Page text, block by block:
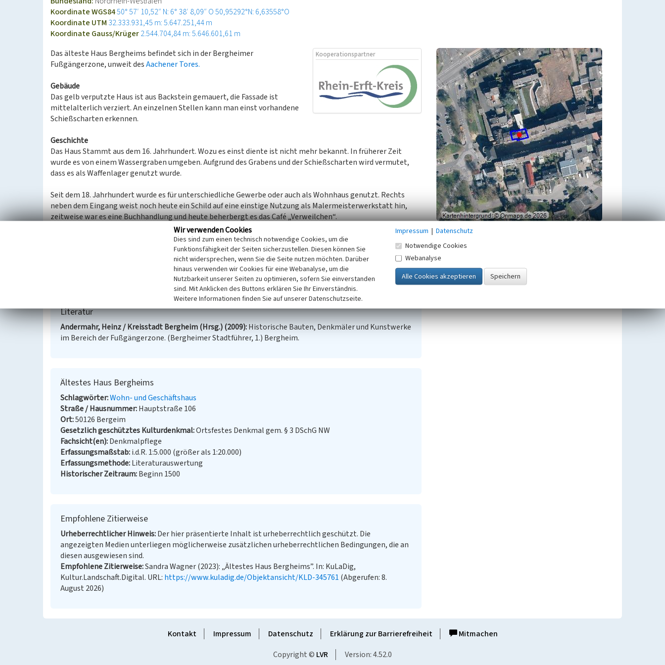
Koordinate WGS8450° 57′ 10,52″ N: 6° 38′ 8,09″ O50,95292°N: 6,63558°O
Koordinate UTM 32.333.931,45 m: 5.647.251,44 m
Koordinate Gauss/Krüger2.544.704,84 m: 5.646.601,61 m
Kooperationspartner
Das älteste Haus Bergheims befindet sich in der Bergheimer
Fußgängerzone, unweit desAachener Tores.
Gebäude
Das gelb verputzte Haus ist aus Backstein gemauert, die Fassade ist
mittelalterlich verziert. An einzelnen Stellen kann man einst vorhandene
Schießscharten erkennen.
Geschichte
Das Haus Stammt aus dem 16. Jahrhundert. Wozu es einst diente ist nicht mehr bekannt. In früherer Zeit
wurde es von einem Wassergraben umgeben. Aufgrund des Grabens und der Schießscharten wird vermutet,
dass es als Waffenlager genutzt wurde.
Seit dem 18. Jahrhundert wurde es für unterschiedliche Gewerbe oder auch als Wohnhaus genutzt. Rechts
neben dem Eingang weist noch heute ein Schild auf eine einstige Nutzung als Malermeisterwerkstatt hin,
zeitweise war es eine Buchhandlung und heute beherbergt es das Café „Verweilchen“.
Das Objekt „Gebäude Hauptstraße 106“ ist ein eingetragenes Baudenkmal (LVR-Amt für Denkmalpflege im
Rheinland, Datenbank-Nr. 20084 / Denkmalliste der Stadt Bergheim, laufende Nr. 26.
(Sandra Wagner, Kreisarchiv Rhein-Erft-Kreis, 2023)
Literatur
Andermahr, Heinz / Kreisstadt Bergheim (Hrsg.) (2009) Historische Bauten, Denkmäler und Kunstwerke
im Bereich der Fußgängerzone. (Bergheimer Stadtführer, 1.) Bergheim.
Ältestes Haus Bergheims
Schlagwörter Wohn- und Geschäftshaus
Straße / Hausnummer Hauptstraße 106
Ort 50126 Bergeim
Gesetzlich geschütztes Kulturdenkmal Ortsfestes Denkmal gem. § 3 DSchG NW
Fachsicht(en) Denkmalpflege
Erfassungsmaßstab i.d.R. 1:5.000 (größer als 1:20.000)
Erfassungsmethode Literaturauswertung
Historischer Zeitraum Beginn 1500
Empfohlene Zitierweise
Urheberrechtlicher Hinweis Der hier präsentierte Inhalt ist urheberrechtlich geschützt. Die
angezeigten Medien unterliegen möglicherweise zusätzlichen urheberrechtlichen Bedingungen, die an
diesen ausgewiesen sind.
Empfohlene Zitierweise Sandra Wagner (2023): „Ältestes Haus Bergheims”. In: KuLaDig,
Kultur.Landschaft.Digital. URL: https://www.kuladig.de/Objektansicht/KLD-345761 (Abgerufen: 8.
August 2026)
Kontakt Impressum Datenschutz Erklärung zur Barrierefreiheit
Mitmachen
Copyright © LVR Version: 4.52.0
Wir verwenden Cookies
Dies sind zum einen technisch notwendige Cookies, um die
Funktionsfähigkeit der Seiten sicherzustellen. Diesen können Sie
nicht widersprechen, wenn Sie die Seite nutzen möchten. Darüber
hinaus verwenden wir Cookies für eine Webanalyse, um die
Nutzbarkeit unserer Seiten zu optimieren, sofern Sie einverstanden
sind. Mit Anklicken des Buttons erklären Sie Ihr Einverständnis.
Weitere Informationen finden Sie auf unserer Datenschutzseite.
Impressum | Datenschutz
Notwendige Cookies
Webanalyse